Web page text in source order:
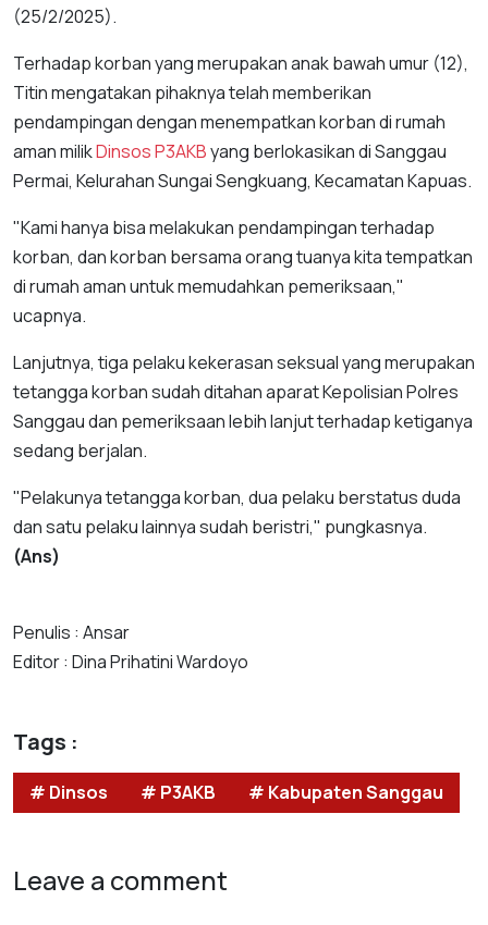
(25/2/2025).
Terhadap korban yang merupakan anak bawah umur (12),
Titin mengatakan pihaknya telah memberikan
pendampingan dengan menempatkan korban di rumah
aman milikDinsosP3AKByang berlokasikan di Sanggau
Permai, Kelurahan Sungai Sengkuang, Kecamatan Kapuas.
"Kami hanya bisa melakukan pendampingan terhadap
korban, dan korban bersama orang tuanya kita tempatkan
di rumah aman untuk memudahkan pemeriksaan,"
ucapnya.
Lanjutnya, tiga pelaku kekerasan seksual yang merupakan
tetangga korban sudah ditahan aparat Kepolisian Polres
Sanggau dan pemeriksaan lebih lanjut terhadap ketiganya
sedang berjalan.
"Pelakunya tetangga korban, dua pelaku berstatus duda
dan satu pelaku lainnya sudah beristri," pungkasnya.
(Ans)
Penulis : Ansar
Editor : Dina Prihatini Wardoyo
Tags :
# Dinsos # P3AKB # Kabupaten Sanggau
Leave a comment